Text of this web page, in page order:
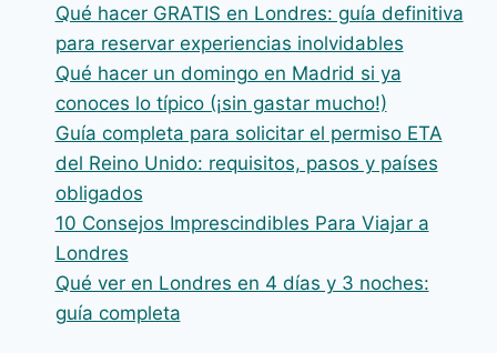
Qué hacer GRATIS en Londres: guía definitiva
para reservar experiencias inolvidables
Qué hacer un domingo en Madrid si ya
conoces lo típico (¡sin gastar mucho!)
Guía completa para solicitar el permiso ETA
del Reino Unido: requisitos, pasos y países
obligados
10 Consejos Imprescindibles Para Viajar a
Londres
Qué ver en Londres en 4 días y 3 noches:
guía completa